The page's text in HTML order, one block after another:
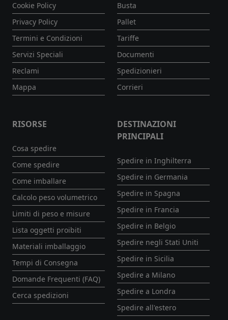
Cookie Policy
Privacy Policy
Termini e Condizioni
Servizi Speciali
Reclami
Mappa
Busta
Pallet
Tariffe
Documenti
Spedizionieri
Corrieri
RISORSE
Cosa spedire
Come spedire
Come imballare
Calcolo peso volumetrico
Limiti di peso e misure
Lista oggetti proibiti
Materiali imballaggio
Tempi di Consegna
Domande Frequenti (FAQ)
Cerca spedizioni
DESTINAZIONI
PRINCIPALI
Spedire in Inghilterra
Spedire in Germania
Spedire in Spagna
Spedire in Francia
Spedire in Belgio
Spedire negli Stati Uniti
Spedire in Sicilia
Spedire a Milano
Spedire a Londra
Spedire all'estero